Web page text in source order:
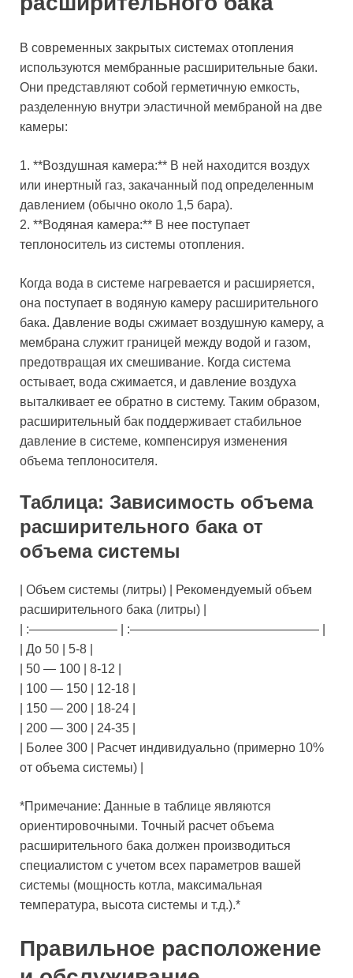
В современных закрытых системах отопления
используются мембранные расширительные баки.
Они представляют собой герметичную емкость,
разделенную внутри эластичной мембраной на две
камеры:
1. **Воздушная камера:** В ней находится воздух
или инертный газ, закачанный под определенным
давлением (обычно около 1,5 бара).
2. **Водяная камера:** В нее поступает
теплоноситель из системы отопления.
Когда вода в системе нагревается и расширяется,
она поступает в водяную камеру расширительного
бака. Давление воды сжимает воздушную камеру, а
мембрана служит границей между водой и газом,
предотвращая их смешивание. Когда система
остывает, вода сжимается, и давление воздуха
выталкивает ее обратно в систему. Таким образом,
расширительный бак поддерживает стабильное
давление в системе, компенсируя изменения
объема теплоносителя.
Таблица: Зависимость объема
расширительного бака от
объема системы
| Объем системы (литры) | Рекомендуемый объем
расширительного бака (литры) |
| :——————— | :——————————————— |
| До 50 | 5-8 |
| 50 — 100 | 8-12 |
| 100 — 150 | 12-18 |
| 150 — 200 | 18-24 |
| 200 — 300 | 24-35 |
| Более 300 | Расчет индивидуально (примерно 10%
от объема системы) |
*Примечание: Данные в таблице являются
ориентировочными. Точный расчет объема
расширительного бака должен производиться
специалистом с учетом всех параметров вашей
системы (мощность котла, максимальная
температура, высота системы и т.д.).*
Правильное расположение